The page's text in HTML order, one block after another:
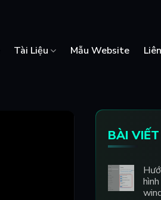
Tài Liệu Mẫu Website
BÀI